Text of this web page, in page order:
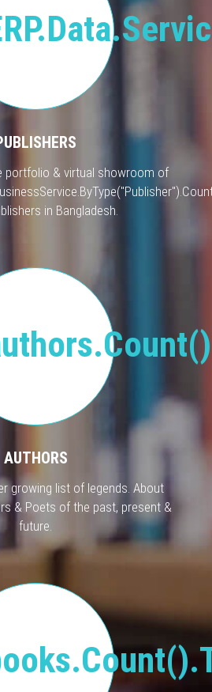
portfolio & virtual showroom of
in Bangladesh.
AUTHORS
growing list of legends. About
& Poets of the past, present &
future.